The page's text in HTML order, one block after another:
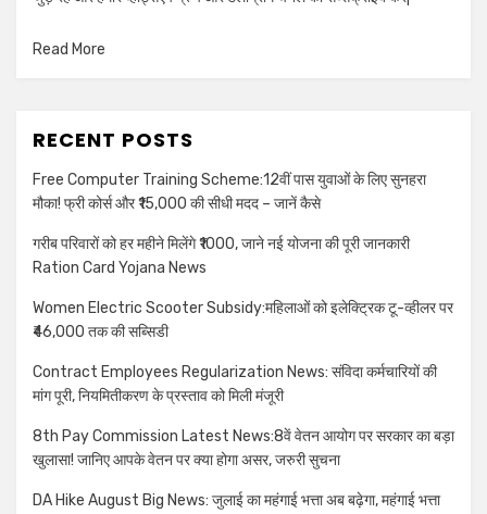
Read More
RECENT POSTS
Free Computer Training Scheme:12वीं पास युवाओं के लिए सुनहरा
मौका! फ्री कोर्स और ₹15,000 की सीधी मदद – जानें कैसे
गरीब परिवारों को हर महीने मिलेंगे ₹1000, जाने नई योजना की पूरी जानकारी
Ration Card Yojana News
Women Electric Scooter Subsidy:महिलाओं को इलेक्ट्रिक टू-व्हीलर पर
₹46,000 तक की सब्सिडी
Contract Employees Regularization News: संविदा कर्मचारियों की
मांग पूरी, नियमितीकरण के प्रस्ताव को मिली मंजूरी
8th Pay Commission Latest News:8वें वेतन आयोग पर सरकार का बड़ा
खुलासा! जानिए आपके वेतन पर क्या होगा असर, जरुरी सुचना
DA Hike August Big News: जुलाई का महंगाई भत्ता अब बढ़ेगा, महंगाई भत्ता